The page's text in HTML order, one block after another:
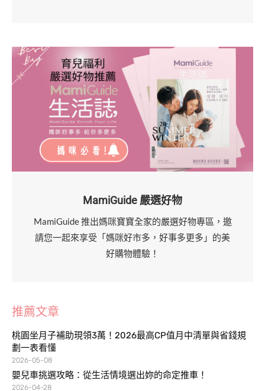
MamiGuide 嚴選好物
MamiGuide 推出媽咪寶寶全家的嚴選好物專區，邀
請您一起來享受「媽咪好市多，好事多更多」的美
好購物體驗！
推薦文章
桃園坐月子補助現領3萬！2026最高CP值月中清單與省錢規
劃一表看懂
2026-05-08
嬰兒車挑選攻略：從生活情境選出妳的命定推車！
2026-04-28